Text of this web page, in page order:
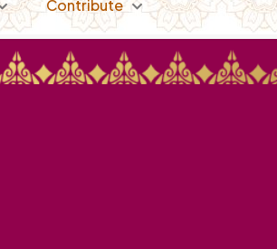
Contribute